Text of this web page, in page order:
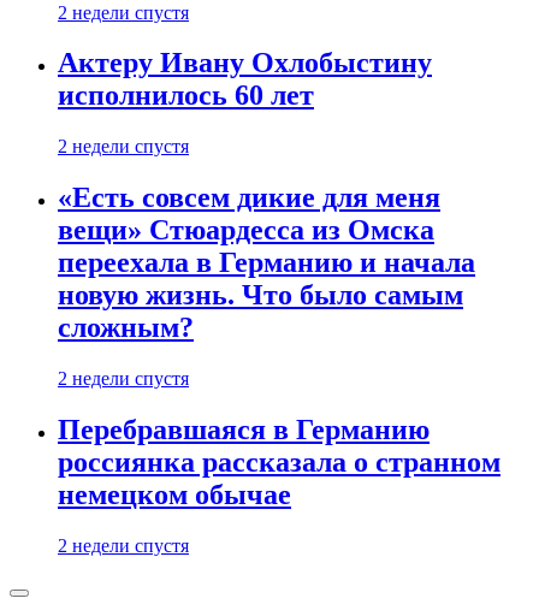
2 недели спустя
Актеру Ивану Охлобыстину
исполнилось 60 лет
2 недели спустя
«Есть совсем дикие для меня
вещи» Стюардесса из Омска
переехала в Германию и начала
новую жизнь. Что было самым
сложным?
2 недели спустя
Перебравшаяся в Германию
россиянка рассказала о странном
немецком обычае
2 недели спустя